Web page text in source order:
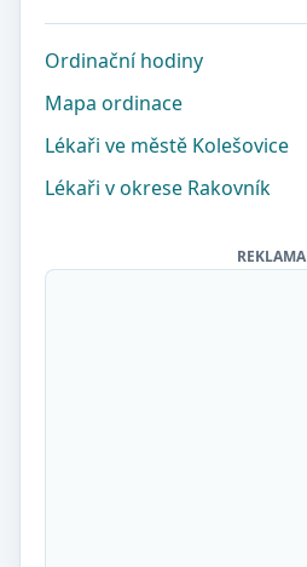
Ordinační hodiny
Mapa ordinace
Lékaři ve městě Kolešovice
Lékaři v okrese Rakovník
REKLAMA